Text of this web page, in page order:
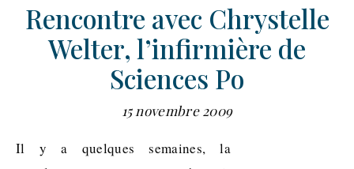
Rencontre avec Chrystelle
Welter, l’infirmière de
Sciences Po
15 novembre 2009
Il y a quelques semaines, la